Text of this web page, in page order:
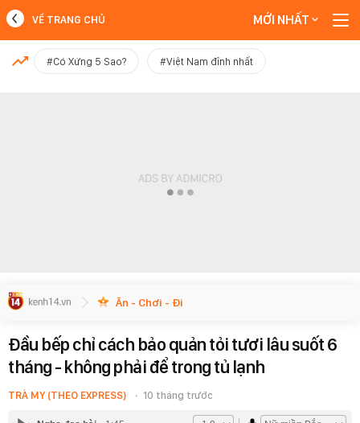
MỚI NHẤT
VỀ TRANG CHỦ MỚI NHẤT
#Có Xứng 5 Sao? #Việt Nam đỉnh nhất
Ăn - Chơi - Đi
Đầu bếp chỉ cách bảo quản tỏi tươi lâu suốt 6
tháng - không phải để trong tủ lạnh
TRÀ MY (THEO EXPRESS) 10 tháng trước